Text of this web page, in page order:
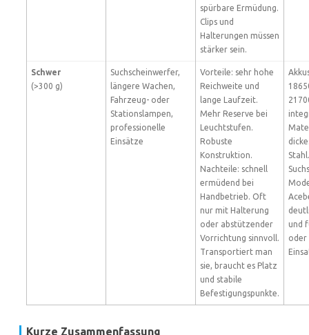
spürbare Ermüdung.
Clips und
Halterungen müssen
stärker sein.
Schwer
(>300 g)
Suchscheinwerfer,
längere Wachen,
Fahrzeug- oder
Stationslampen,
professionelle
Einsätze
Vorteile: sehr hohe
Reichweite und
lange Laufzeit.
Mehr Reserve bei
Leuchtstufen.
Robuste
Konstruktion.
Nachteile: schnell
ermüdend bei
Handbetrieb. Oft
nur mit Halterung
oder abstützender
Vorrichtung sinnvoll.
Transportiert man
sie, braucht es Platz
und stabile
Befestigungspunkte.
und
oder
Kurze Zusammenfassung